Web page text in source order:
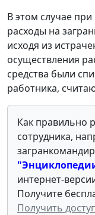
В этом случае
расходы на
исходя из
осуществления
средства были
работника,
Как правильно
сотрудника,
интернет-
Получите
Получить